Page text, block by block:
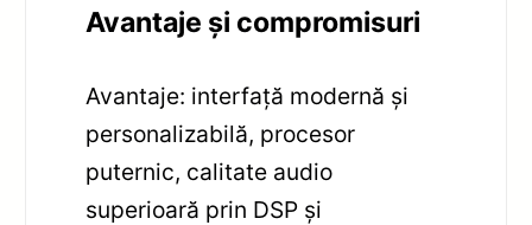
Avantaje și compromisuri
Avantaje: interfață modernă și
personalizabilă, procesor
puternic, calitate audio
superioară prin DSP și